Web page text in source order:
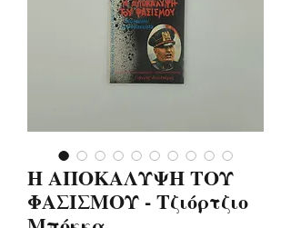
Η ΑΠΟΚΑΛΥΨΗ ΤΟΥ
ΦΑΣΙΣΜΟΥ - Τζιόρτζιο